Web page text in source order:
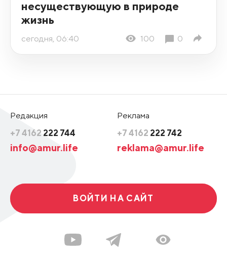
несуществующую в природе
жизнь
сегодня, 06:40 100 0
Редакция
+7 4162 222 744
info@amur.life
Реклама
+7 4162 222 742
reklama@amur.life
ВОЙТИ НА САЙТ